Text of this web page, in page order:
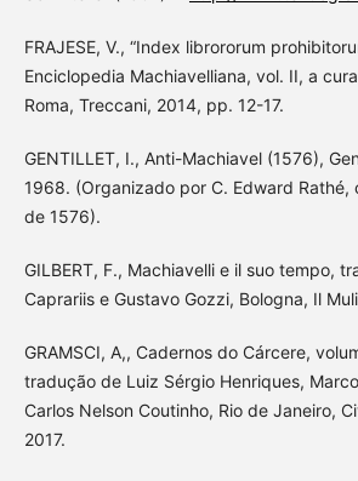
FRAJESE, V., “Index librororum
Enciclopedia Machiavelliana, vol. II, a
Roma, Treccani, 2014, pp. 12-17.
GENTILLET, I., Anti-Machiavel (1576),
1968. (Organizado por C. Edward Rathé,
de 1576).
GILBERT, F., Machiavelli e il suo tempo,
Caprariis e Gustavo Gozzi, Bologna, Il
GRAMSCI, A,, Cadernos do Cárcere,
tradução de Luiz Sérgio Henriques,
Carlos Nelson Coutinho, Rio de Janeiro,
2017.